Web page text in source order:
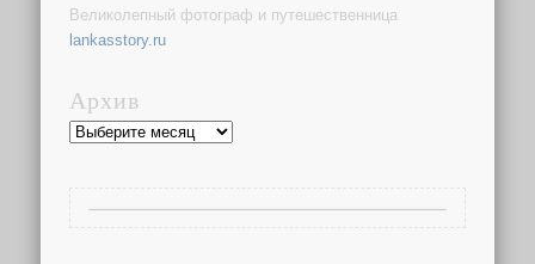
Великолепный фотограф и путешественница
lankasstory.ru
Архив
Архив